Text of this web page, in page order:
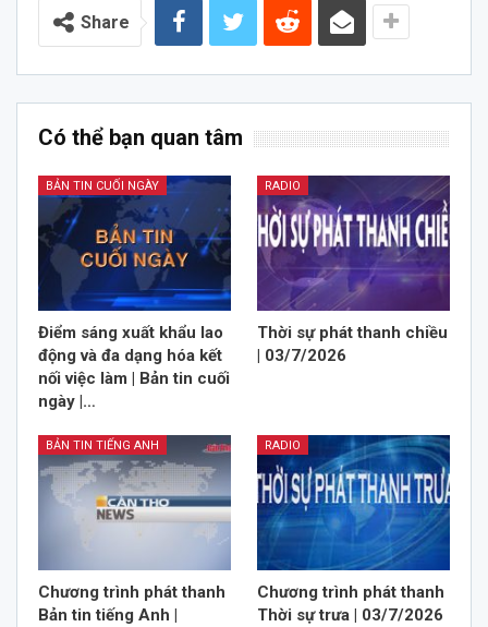
Share
Có thể bạn quan tâm
BẢN TIN CUỐI NGÀY
Điểm sáng xuất khẩu lao
động và đa dạng hóa kết
nối việc làm | Bản tin cuối
ngày |…
RADIO
Thời sự phát thanh chiều
| 03/7/2026
BẢN TIN TIẾNG ANH
Chương trình phát thanh
Bản tin tiếng Anh |
RADIO
Chương trình phát thanh
Thời sự trưa | 03/7/2026